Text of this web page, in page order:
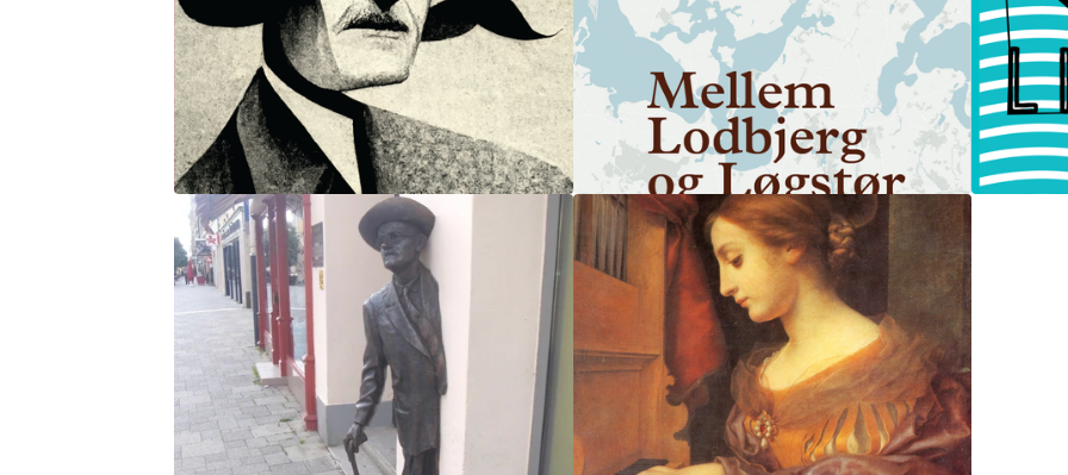
U
R
E
D
P
R
O
D
U